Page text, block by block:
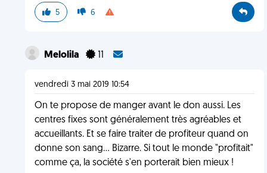
5 6
Melolila 11
vendredi 3 mai 2019 10:54
On te propose de manger avant le don aussi. Les
centres fixes sont généralement très agréables et
accueillants. Et se faire traiter de profiteur quand on
donne son sang... Bizarre. Si tout le monde "profitait"
comme ça, la société s'en porterait bien mieux !